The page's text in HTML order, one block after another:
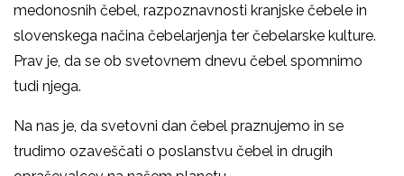
medonosnih čebel, razpoznavnosti kranjske čebele in
slovenskega načina čebelarjenja ter čebelarske kulture.
Prav je, da se ob svetovnem dnevu čebel spomnimo
tudi njega.
Na nas je, da svetovni dan čebel praznujemo in se
trudimo ozaveščati o poslanstvu čebel in drugih